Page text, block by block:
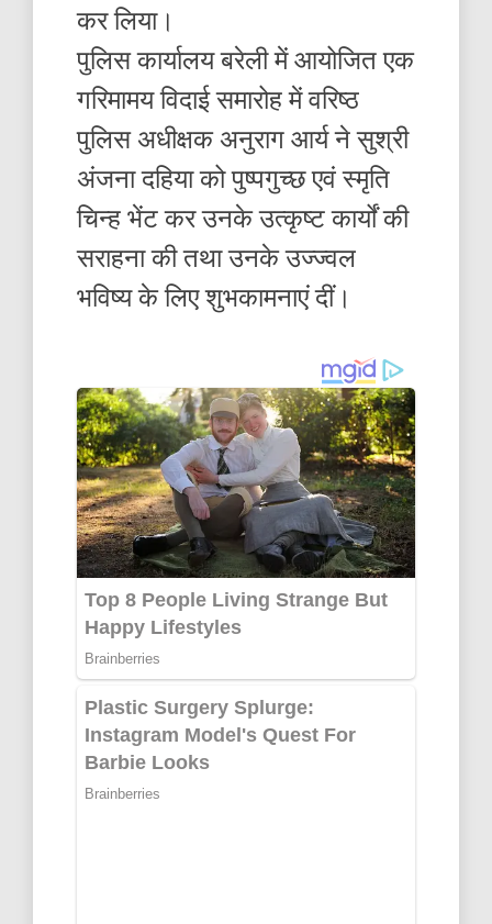
कर लिया।
पुलिस कार्यालय बरेली में आयोजित एक
गरिमामय विदाई समारोह में वरिष्ठ
पुलिस अधीक्षक अनुराग आर्य ने सुश्री
अंजना दहिया को पुष्पगुच्छ एवं स्मृति
चिन्ह भेंट कर उनके उत्कृष्ट कार्यों की
सराहना की तथा उनके उज्ज्वल
भविष्य के लिए शुभकामनाएं दीं।